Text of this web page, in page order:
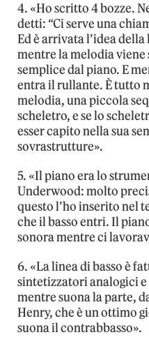
4. «Ho scritto 4 bozze.
detti: “Ci serve una
Ed è arrivata l’idea
mentre la melodia
semplice dal piano. E
entra il rullante. È tutto
melodia, una piccola
scheletro, e se lo
esser capito nella sua
sovrastrutture».
5. «Il piano era lo
Underwood: molto
questo l’ho inserito nel
che il basso entri. Il
sonora mentre ci
6. «La linea di basso è
sintetizzatori analogici
mentre suona la parte,
Henry, che è un ottimo
suona il contrabbasso».